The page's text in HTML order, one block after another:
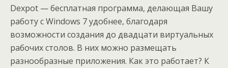
Dexpot — бесплатная программа, делающая Вашу
работу с Windows 7 удобнее, благодаря
возможности создания до двадцати виртуальных
рабочих столов. В них можно размещать
разнообразные приложения. Как это работает? К